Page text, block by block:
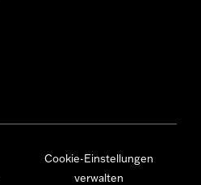
Cookie-Einstellungen
verwalten